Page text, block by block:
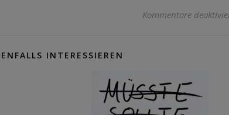
Kommentare
INTERESSIEREN